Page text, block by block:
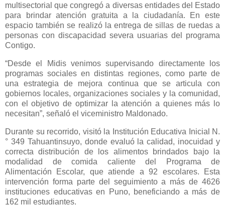
multisectorial que congregó a diversas entidades del Estado
para brindar atención gratuita a la ciudadanía. En este
espacio también se realizó la entrega de sillas de ruedas a
personas con discapacidad severa usuarias del programa
Contigo.
“Desde el Midis venimos supervisando directamente los
programas sociales en distintas regiones, como parte de
una estrategia de mejora continua que se articula con
gobiernos locales, organizaciones sociales y la comunidad,
con el objetivo de optimizar la atención a quienes más lo
necesitan”, señaló el viceministro Maldonado.
Durante su recorrido, visitó la Institución Educativa Inicial N.
° 349 Tahuantinsuyo, donde evaluó la calidad, inocuidad y
correcta distribución de los alimentos brindados bajo la
modalidad de comida caliente del Programa de
Alimentación Escolar, que atiende a 92 escolares. Esta
intervención forma parte del seguimiento a más de 4626
instituciones educativas en Puno, beneficiando a más de
162 mil estudiantes.